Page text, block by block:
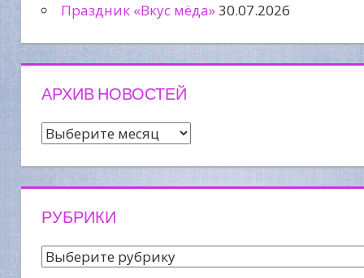
Праздник «Вкус мёда»30.07.2026
АРХИВ НОВОСТЕЙ
Архив
РУБРИКИ
Рубрики